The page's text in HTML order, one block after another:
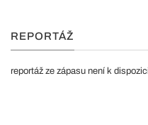
REPORTÁŽ
reportáž ze zápasu není k dispozici